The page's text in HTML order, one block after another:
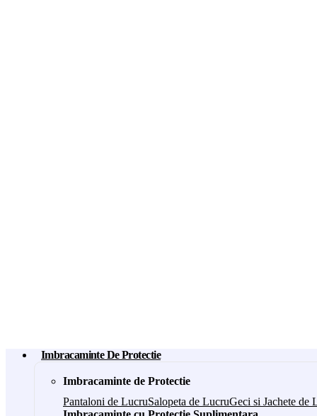
Imbracaminte De Protectie
Imbracaminte de Protectie
Pantaloni de LucruSalopeta de LucruGeci si Jachete de